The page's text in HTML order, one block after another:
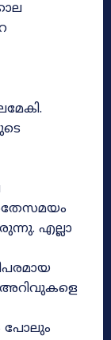
എല്ലാ
അറിവുകളെ
പോലും